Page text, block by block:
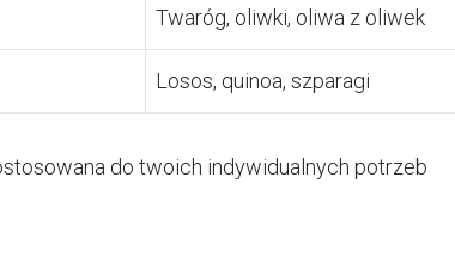
Twaróg, oliwki, oliwa z oliwek
Losos, quinoa, szparagi
do twoich indywidualnych potrzeb